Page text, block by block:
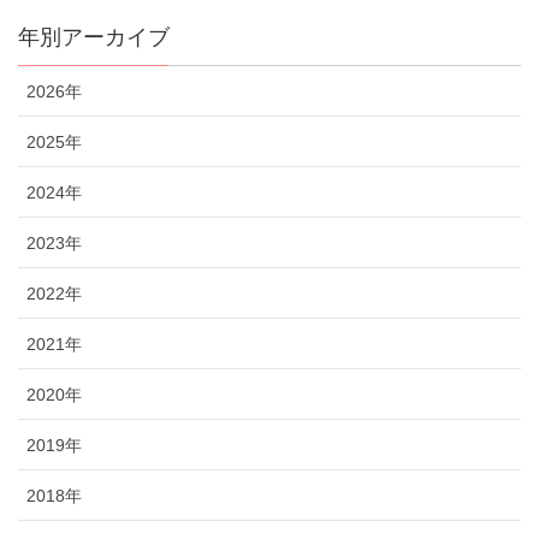
年別アーカイブ
2026年
2025年
2024年
2023年
2022年
2021年
2020年
2019年
2018年